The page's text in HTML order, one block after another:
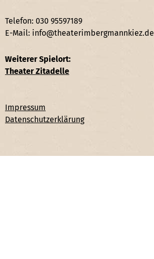
Telefon: 030 95597189
E-Mail: info@theaterimbergmannkiez.de
Weiterer Spielort:
Theater Zitadelle
Impressum
Datenschutzerklärung